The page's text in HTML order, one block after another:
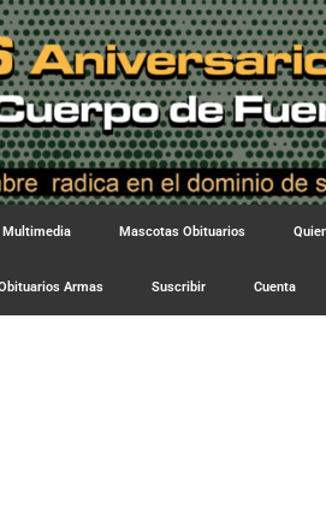
Multimedia Mascotas Obituarios
Armas Suscribir Cuenta